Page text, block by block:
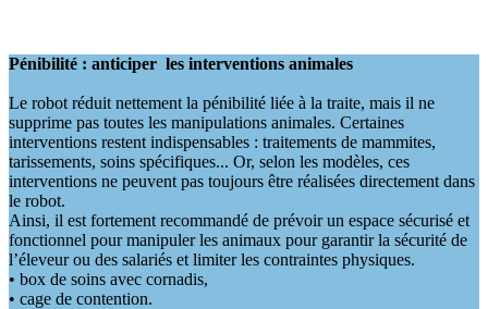
Pénibilité : anticiper les interventions animales
Le robot réduit nettement la pénibilité liée à la traite, mais il ne
supprime pas toutes les manipulations animales. Certaines
interventions restent indispensables : traitements de mammites,
tarissements, soins spécifiques... Or, selon les modèles, ces
interventions ne peuvent pas toujours être réalisées directement dans
le robot.
Ainsi, il est fortement recommandé de prévoir un espace sécurisé et
fonctionnel pour manipuler les animaux pour garantir la sécurité de
l’éleveur ou des salariés et limiter les contraintes physiques.
• box de soins avec cornadis,
• cage de contention.